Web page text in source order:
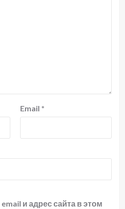
Email *
и адрес сайта в этом